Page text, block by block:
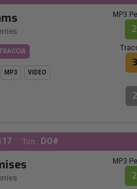
MP3 VIDEO
MP3
Ton.: DO#
MP3